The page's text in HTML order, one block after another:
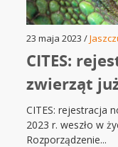
23 maja 2023 /
CITES:
zwierząt
CITES: rejestracja
2023 r. weszło w
Rozporządzenie...